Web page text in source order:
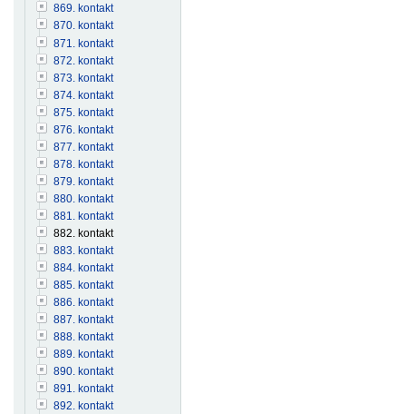
869. kontakt
870. kontakt
871. kontakt
872. kontakt
873. kontakt
874. kontakt
875. kontakt
876. kontakt
877. kontakt
878. kontakt
879. kontakt
880. kontakt
881. kontakt
882. kontakt
883. kontakt
884. kontakt
885. kontakt
886. kontakt
887. kontakt
888. kontakt
889. kontakt
890. kontakt
891. kontakt
892. kontakt